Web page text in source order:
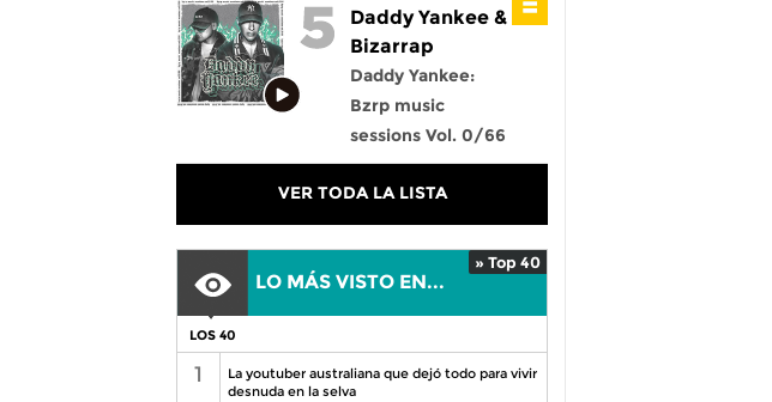
Daddy Yankee &
Bizarrap
Daddy Yankee:
Bzrp music
sessions Vol. 0/66
VER TODA LA LISTA
LO MÁS VISTO EN...
» Top 40
LOS 40
1
La youtuber australiana que dejó todo para vivir
desnuda en la selva